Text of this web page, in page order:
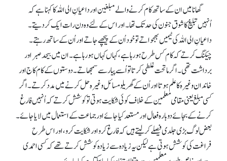
گھانا میں ان کے ساتھ کام کرنے والے مبلغین اور داعیانِ الی اللہ کا کہنا ہے کہ
اُنہیں تبلیغ کا شوق جنون کی حد تک تھا۔ اور اس کے لئے وہ دن رات ایک کر دیتے۔
داعیانِ الی اللہ کی ٹیمیں بھجواتے تو خود اُن کے پیچھے جاتے اور اُن کے ساتھ رہتے۔
چیکنگ کرتے کہ کام کس طرح ہو رہا ہے، کہاں کہاں ہو رہا ہے۔ ان میں بیحد صبر اور
برداشت تھی۔ اگر ماتحت غلطی کرتا تو اُسے پیار سے سمجھاتے۔ دوستوں کے کام کاج اور
خاندان وغیرہ کا علم ہوتا اور اُن کے گھریلو مسائل وغیرہ حل کرنے میں مدد کرتے۔ اگر
کسی مبلغ یعنی مقامی معلمین کے خلاف کوئی شکایت ہوتی توکوشش کرتے کہ اُنہیں فارغ
کرنے کے بجائے دوبارہ فعال اور مستعد کیا جائے اور جماعت کے استعمال میں لایا جائے۔
بعض لوگ بڑی جلدی فیصلے کر لیتے ہیں کہ فارغ کرو اور شکایت کرو، اور اس طرح
فراغت کی کوشش ہوتی ہے لیکن یہ زیادہ سے زیادہ کوشش کرتے تھے کہ کسی احمدی